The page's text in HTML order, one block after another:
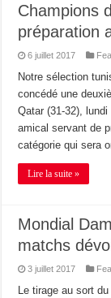
Champions
préparation
6 juillet 2017
Notre sélection
concédé une
Qatar (31-32),
amical servant de
catégorie qui sera
Lire la suite »
Mondial
matchs
3 juillet 2017
Le tirage au sort